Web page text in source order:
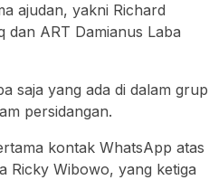
ajudan, yakni Richard
dan ART Damianus Laba
saja yang ada di dalam grup
persidangan.
kontak WhatsApp atas
Ricky Wibowo, yang ketiga